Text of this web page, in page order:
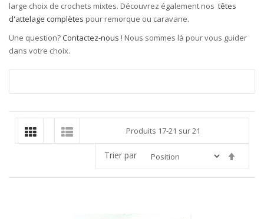
large choix de crochets mixtes. Découvrez également nos têtes
d'attelage complètes pour remorque ou caravane.
Une question?Contactez-nous ! Nous sommes là pour vous guider
dans votre choix.
Produits 17-21 sur21
Trier par
ordre